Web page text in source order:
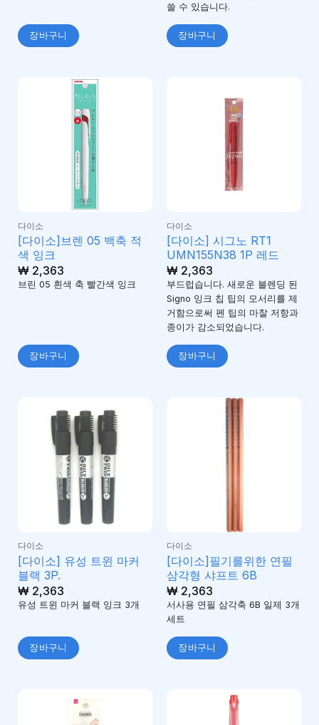
장바구니
쓸 수 있습니다.
장바구니
다이소
[다이소]브렌 05 백축 적
색 잉크
₩2,363
브린 05 흰색 축 빨간색 잉크
장바구니
다이소
[다이소] 시그노 RT1
UMN155N38 1P 레드
₩2,363
부드럽습니다. 새로운 블렌딩 된
Signo 잉크 칩 팁의 모서리를 제
거함으로써 펜 팁의 마찰 저항과
종이가 감소되었습니다.
장바구니
다이소
[다이소] 유성 트윈 마커
블랙 3P.
₩2,363
유성 트윈 마커 블랙 잉크 3개
장바구니
다이소
[다이소]필기를위한 연필
삼각형 샤프트 6B
₩2,363
서사용 연필 삼각축 6B 일제 3개
세트
장바구니